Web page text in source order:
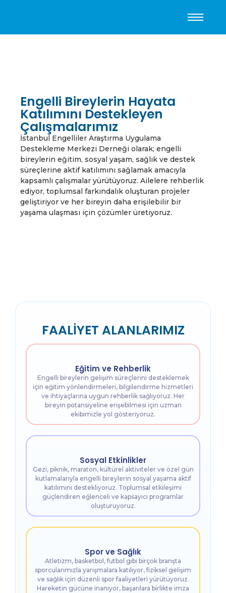
Engelli Bireylerin Hayata
Katılımını Destekleyen
Çalışmalarımız
İstanbul Engelliler Araştırma Uygulama
Destekleme Merkezi Derneği olarak; engelli
bireylerin eğitim, sosyal yaşam, sağlık ve destek
süreçlerine aktif katılımını sağlamak amacıyla
kapsamlı çalışmalar yürütüyoruz. Ailelere rehberlik
ediyor, toplumsal farkındalık oluşturan projeler
geliştiriyor ve her bireyin daha erişilebilir bir
yaşama ulaşması için çözümler üretiyoruz.
FAALİYET ALANLARIMIZ
Eğitim ve Rehberlik
Engelli bireylerin gelişim süreçlerini desteklemek
için eğitim yönlendirmeleri, bilgilendirme hizmetleri
ve ihtiyaçlarına uygun rehberlik sağlıyoruz. Her
bireyin potansiyeline erişebilmesi için uzman
ekibimizle yol gösteriyoruz.
Sosyal Etkinlikler
Gezi, piknik, maraton, kültürel aktiviteler ve özel gün
kutlamalarıyla engelli bireylerin sosyal yaşama aktif
katılımını destekliyoruz. Toplumsal etkileşimi
güçlendiren eğlenceli ve kapsayıcı programlar
oluşturuyoruz.
Spor ve Sağlık
Atletizm, basketbol, futbol gibi birçok branşta
sporcularımızla yarışmalara katılıyor, fiziksel gelişim
ve sağlık için düzenli spor faaliyetleri yürütüyoruz.
Hareketin gücüne inanıyor, başarılara birlikte imza